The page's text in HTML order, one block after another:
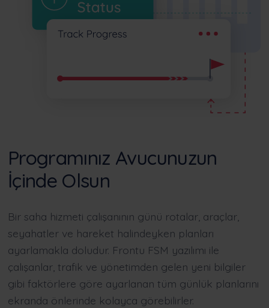
Programınız Avucunuzun
İçinde Olsun
Bir saha hizmeti çalışanının günü rotalar, araçlar,
seyahatler ve hareket halindeyken planları
ayarlamakla doludur. Frontu FSM yazılımı ile
çalışanlar, trafik ve yönetimden gelen yeni bilgiler
gibi faktörlere göre ayarlanan tüm günlük planlarını
ekranda önlerinde kolayca görebilirler.